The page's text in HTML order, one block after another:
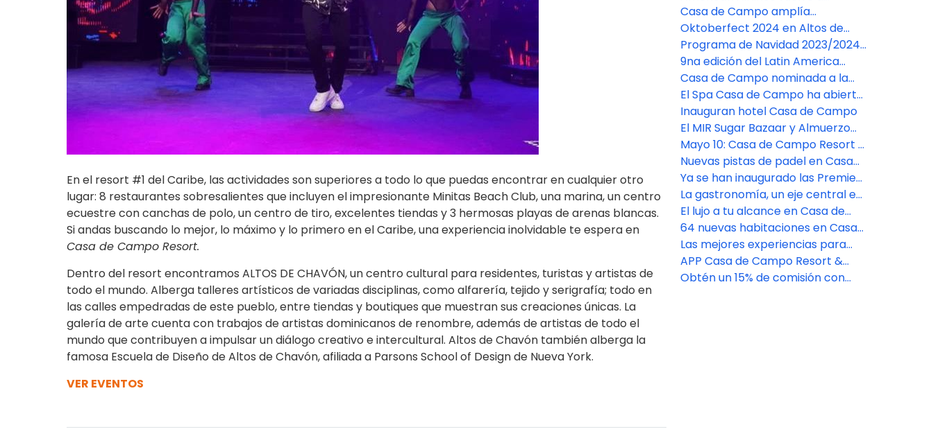
En el resort #1 del Caribe, las actividades son superiores a todo lo que puedas encontrar en cualquier otro
lugar: 8 restaurantes sobresalientes que incluyen el impresionante Minitas Beach Club, una marina, un centro
ecuestre con canchas de polo, un centro de tiro, excelentes tiendas y 3 hermosas playas de arenas blancas.
Si andas buscando lo mejor, lo máximo y lo primero en el Caribe, una experiencia inolvidable te espera en
Casa de Campo Resort.
Dentro del resort encontramos ALTOS DE CHAVÓN, un centro cultural para residentes, turistas y artistas de
todo el mundo. Alberga talleres artísticos de variadas disciplinas, como alfarería, tejido y serigrafía; todo en
las calles empedradas de este pueblo, entre tiendas y boutiques que muestran sus creaciones únicas. La
galería de arte cuenta con trabajos de artistas dominicanos de renombre, además de artistas de todo el
mundo que contribuyen a impulsar un diálogo creativo e intercultural. Altos de Chavón también alberga la
famosa Escuela de Diseño de Altos de Chavón, afiliada a Parsons School of Design de Nueva York.
VER EVENTOS
"Imprescindible" en el 2025
conectar Miami y La Romana con
un vuelo diario
Casa de Campo amplía
instalaciones con dos nuevas
canchas de pádel
Oktoberfect 2024 en Altos de
Chavón
Programa de Navidad 2023/2024
en Casa de Campo Resort
9na edición del Latin America
Pro-Am listo para llevarse a cabo
en Casa de Campo
Casa de Campo nominada a la
mejor marca de hoteles de lujo
El Spa Casa de Campo ha abierto
sus puertas
Inauguran hotel Casa de Campo
El MIR Sugar Bazaar y Almuerzo
de Dama 2023
Mayo 10: Casa de Campo Resort &
Villas: El destino de bienestar de
lujo
Nuevas pistas de padel en Casa
de Campo Resort
Ya se han inaugurado las Premier
Suites en Casa de Campo Resort
La gastronomía, un eje central en
Casa de Campo Resort
El lujo a tu alcance en Casa de
Campo Resort
64 nuevas habitaciones en Casa
de Campo Resort & Villas
Las mejores experiencias para
grupos en el Caribe
APP Casa de Campo Resort &
Villas
Obtén un 15% de comisión con